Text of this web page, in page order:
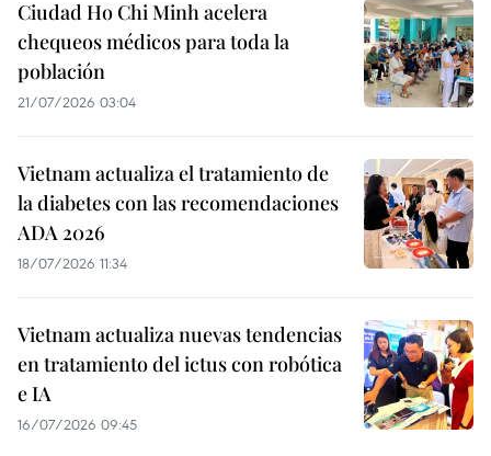
Ciudad Ho Chi Minh acelera
chequeos médicos para toda la
población
21/07/2026 03:04
Vietnam actualiza el tratamiento de
la diabetes con las recomendaciones
ADA 2026
18/07/2026 11:34
Vietnam actualiza nuevas tendencias
en tratamiento del ictus con robótica
e IA
16/07/2026 09:45